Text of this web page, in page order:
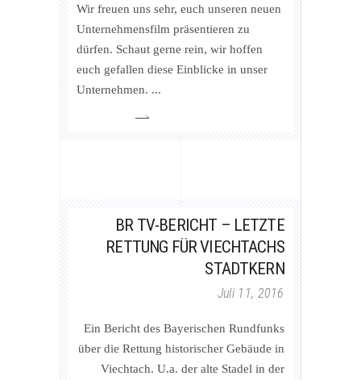
Wir freuen uns sehr, euch unseren neuen
Unternehmensfilm präsentieren zu
dürfen. Schaut gerne rein, wir hoffen
euch gefallen diese Einblicke in unser
Unternehmen.
BR TV-BERICHT – LETZTE
RETTUNG FÜR VIECHTACHS
STADTKERN
Juli 11, 2016
Ein Bericht des Bayerischen Rundfunks
über die Rettung historischer Gebäude in
Viechtach. U.a. der alte Stadel in der